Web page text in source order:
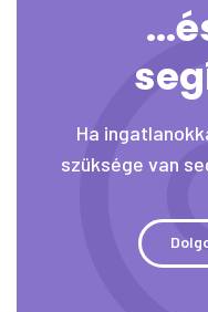
Ha
szüksége van